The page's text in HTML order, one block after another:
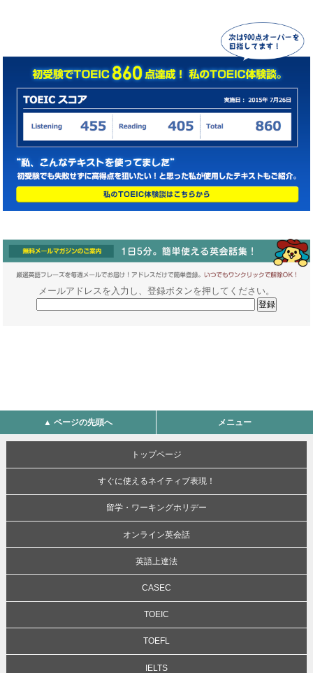
メールアドレスを入力し、登録ボタンを押してください。
▲ ページの先頭へ メニュー
トップページ
すぐに使えるネイティブ表現！
留学・ワーキングホリデー
オンライン英会話
英語上達法
CASEC
TOEIC
TOEFL
IELTS